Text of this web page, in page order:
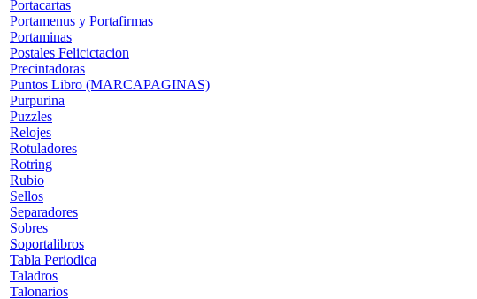
Portacartas
Portamenus y Portafirmas
Portaminas
Postales Felicictacion
Precintadoras
Puntos Libro (MARCAPAGINAS)
Purpurina
Puzzles
Relojes
Rotuladores
Rotring
Rubio
Sellos
Separadores
Sobres
Soportalibros
Tabla Periodica
Taladros
Talonarios